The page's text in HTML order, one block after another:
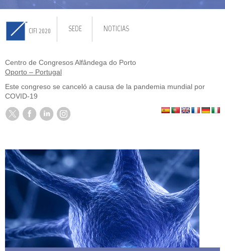
CIFI 2020 SEDE NOTICIAS
Centro de Congresos Alfândega do Porto
Oporto – Portugal
Este congreso se canceló a causa de la pandemia mundial por
COVID-19